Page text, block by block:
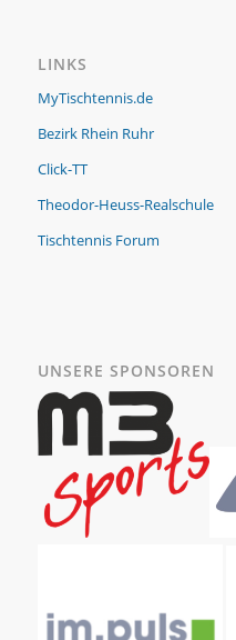
LINKS
MyTischtennis.de
Bezirk Rhein Ruhr
Click-TT
Theodor-Heuss-Realschule
Tischtennis Forum
UNSERE SPONSOREN